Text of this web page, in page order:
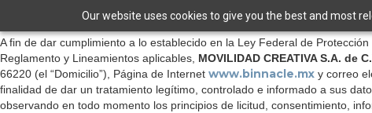
Our website uses cookies to give you the best and most
A fin de dar cumplimiento a lo establecido en la Ley Federal de
Reglamento y Lineamientos aplicables, MOVILIDAD CREATIVA S.A. de
66220 (el “Domicilio”), Página de Internet www.binnacle.mx y correo
finalidad de dar un tratamiento legítimo, controlado e informado a sus
observando en todo momento los principios de licitud, consentimiento,